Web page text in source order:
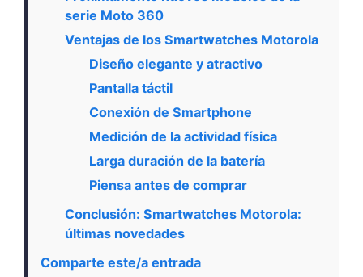
serie Moto 360
Ventajas de los Smartwatches Motorola
Diseño elegante y atractivo
Pantalla táctil
Conexión de Smartphone
Medición de la actividad física
Larga duración de la batería
Piensa antes de comprar
Conclusión: Smartwatches Motorola:
últimas novedades
Comparte este/a entrada